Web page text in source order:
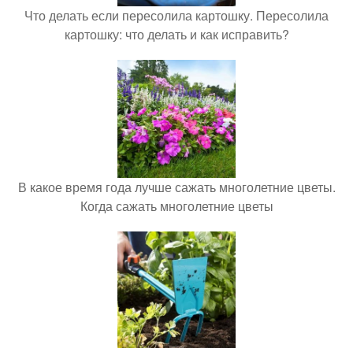
Что делать если пересолила картошку. Пересолила
картошку: что делать и как исправить?
В какое время года лучше сажать многолетние цветы.
Когда сажать многолетние цветы